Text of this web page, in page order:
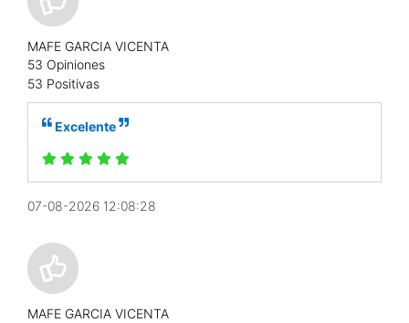
MAFE GARCIA VICENTA
53 Opiniones
53 Positivas
Excelente
07-08-2026 12:08:28
MAFE GARCIA VICENTA